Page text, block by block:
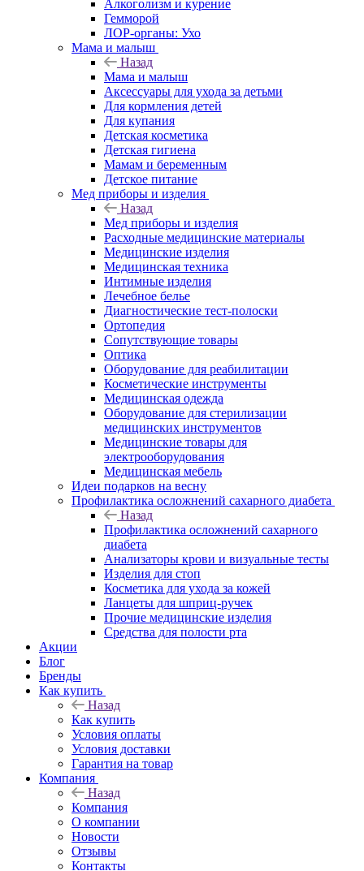
Алкоголизм и курение
Гемморой
ЛОР-органы: Ухо
Мама и малыш
Назад
Мама и малыш
Аксессуары для ухода за детьми
Для кормления детей
Для купания
Детская косметика
Детская гигиена
Мамам и беременным
Детское питание
Мед приборы и изделия
Назад
Мед приборы и изделия
Расходные медицинские материалы
Медицинские изделия
Медицинская техника
Интимные изделия
Лечебное белье
Диагностические тест-полоски
Ортопедия
Сопутствующие товары
Оптика
Оборудование для реабилитации
Косметические инструменты
Медицинская одежда
Оборудование для стерилизации
медицинских инструментов
Медицинские товары для
электрооборудования
Медицинская мебель
Идеи подарков на весну
Профилактика осложнений сахарного диабета
Назад
Профилактика осложнений сахарного
диабета
Анализаторы крови и визуальные тесты
Изделия для стоп
Косметика для ухода за кожей
Ланцеты для шприц-ручек
Прочие медицинские изделия
Средства для полости рта
Акции
Блог
Бренды
Как купить
Назад
Как купить
Условия оплаты
Условия доставки
Гарантия на товар
Компания
Назад
Компания
О компании
Новости
Отзывы
Контакты